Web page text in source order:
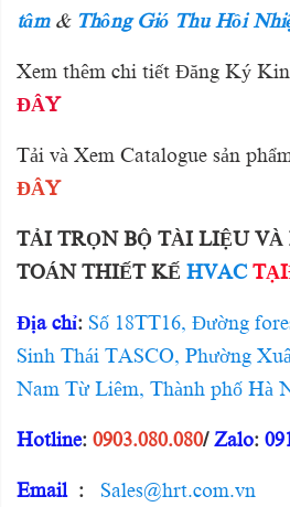
tâm& Thông Gió Thu Hồi
Xem thêm chi tiết Đăng Ký
ĐÂY
Tải và Xem Catalogue sản
ĐÂY
TẢI TRỌN BỘ TÀI LIỆU
TOÁN THIẾT KẾ HVAC
Địa chỉ: Số 18TT16, Đường
Sinh Thái TASCO, Phường
Nam Từ Liêm, Thành phố Hà
Hotline: 0903.080.080/ Zalo:
Email : Sales@hrt.com.vn